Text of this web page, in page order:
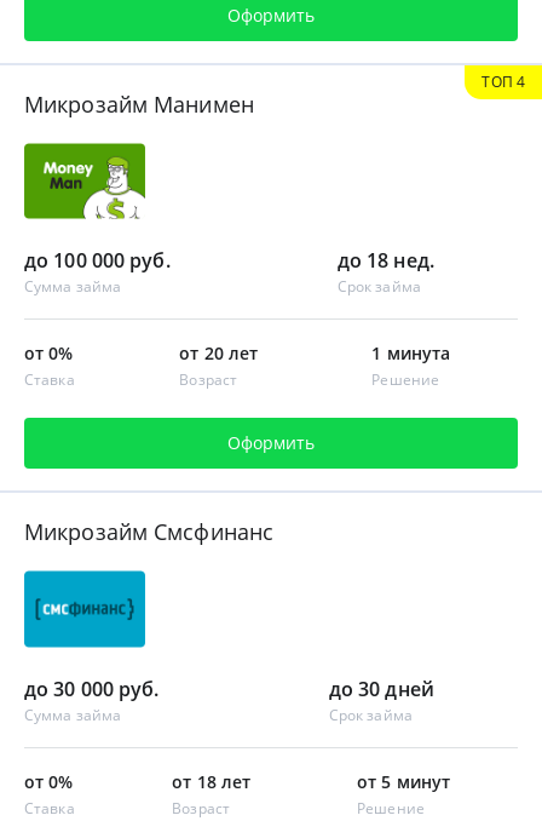
Оформить
Микрозайм Манимен
до 100 000 руб.
Сумма займа
до 18 нед.
Срок займа
от 0%
Ставка
от 20 лет
Возраст
1 минута
Решение
Оформить
ТОП 4
Микрозайм Смсфинанс
до 30 000 руб.
Сумма займа
до 30 дней
Срок займа
от 0%
Ставка
от 18 лет
Возраст
от 5 минут
Решение